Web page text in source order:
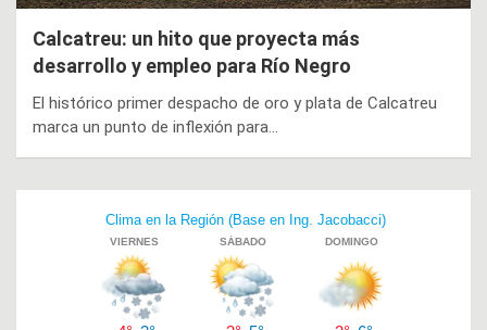
Calcatreu: un hito que proyecta más
desarrollo y empleo para Río Negro
El histórico primer despacho de oro y plata de Calcatreu
marca un punto de inflexión para…